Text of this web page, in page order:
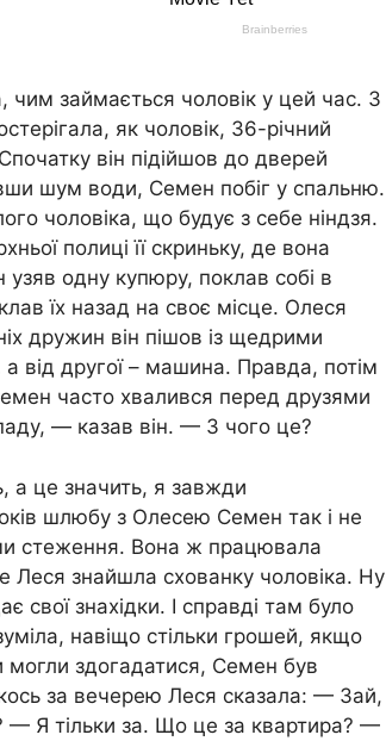
чим займається чоловік у цей час. З
як чоловік, 36-річний
він підійшов до дверей
шум води, Семен побіг у спальню.
чоловіка, що будує з себе ніндзя.
полиці її скриньку, де вона
одну купюру, поклав собі в
їх назад на своє місце. Олеся
дружин він пішов із щедрими
від другої – машина. Правда, потім
часто хвалився перед друзями
— казав він. — З чого це?
а це значить, я завжди
шлюбу з Олесею Семен так і не
стеження. Вона ж працювала
Леся знайшла схованку чоловіка. Ну
свої знахідки. І справді там було
навіщо стільки грошей, якщо
здогадатися, Семен був
за вечерею Леся сказала: — Зай,
— Я тільки за. Що це за квартира? —